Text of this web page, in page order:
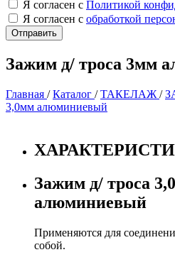
Я согласен с Политикой
Я согласен с обработкой
Зажим д/ троса 3мм
Главная /Каталог /ТАКЕЛАЖ /
3,0мм алюминиевый
Зажим д/ троса
алюминиевый
Применяются для
собой.